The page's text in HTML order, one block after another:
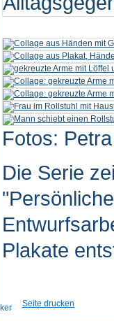
Fotos:
Die Serie
Plakate
Seite drucken